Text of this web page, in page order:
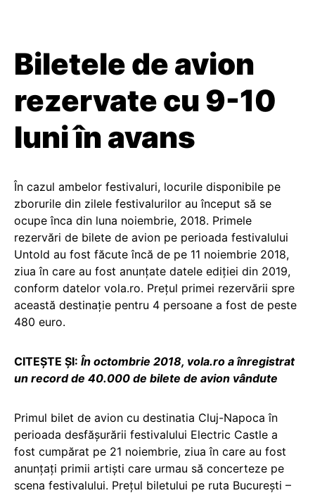
Biletele de avion
rezervate cu 9-10
luni în avans
În cazul ambelor festivaluri, locurile disponibile pe
zborurile din zilele festivalurilor au început să se
ocupe înca din luna noiembrie, 2018. Primele
rezervări de bilete de avion pe perioada festivalului
Untold au fost făcute încă de pe 11 noiembrie 2018,
ziua în care au fost anunțate datele ediției din 2019,
conform datelor vola.ro. Prețul primei rezervării spre
această destinație pentru 4 persoane a fost de peste
480 euro.
CITEȘTE ȘI: În octombrie 2018, vola.ro a înregistrat
un record de 40.000 de bilete de avion vândute
Primul bilet de avion cu destinatia Cluj-Napoca în
perioada desfășurării festivalului Electric Castle a
fost cumpărat pe 21 noiembrie, ziua în care au fost
anunțați primii artiști care urmau să concerteze pe
scena festivalului. Prețul biletului pe ruta București –